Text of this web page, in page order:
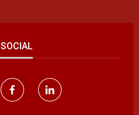
SOCIAL